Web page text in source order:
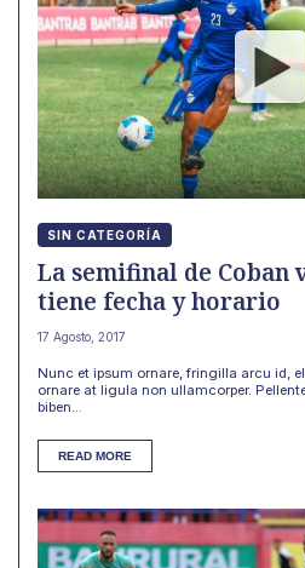
SIN CATEGORÍA
La semifinal de Coban
tiene fecha y horario
17 Agosto, 2017
Nunc et ipsum ornare, fringilla arcu id,
ornare at ligula non ullamcorper.
biben...
READ MORE